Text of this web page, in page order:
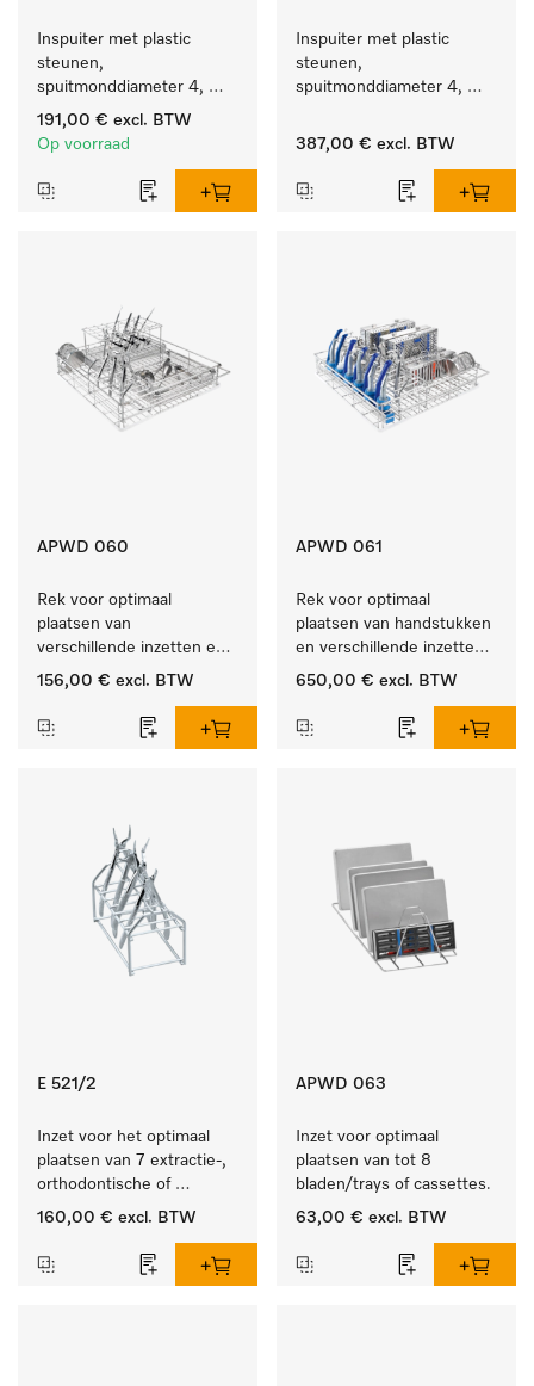
Inspuiter met plastic
steunen,
spuitmonddiameter 4,
lengte 185 mm, 10 stuks
191,00 € excl. BTW
Op voorraad
Inspuiter met plastic
steunen,
spuitmonddiameter 4,
387,00 € excl. BTW
APWD 060
Rek voor optimaal
plaatsen van
verschillende inzetten en
zeefschalen.
156,00 € excl. BTW
APWD 061
Rek voor optimaal
plaatsen van handstukken
en verschillende inzetten
en zeefschalen.
650,00 € excl. BTW
E 521/2
Inzet voor het optimaal
plaatsen van 7 extractie-,
orthodontische of
techniektangen.
160,00 € excl. BTW
APWD 063
Inzet voor optimaal
plaatsen van tot 8
bladen/trays of cassettes.
63,00 € excl. BTW